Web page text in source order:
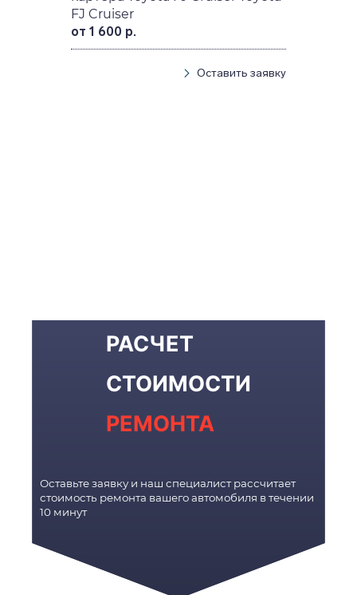
FJ Cruiser
от 1 600 р.
Оставить заявку
РАСЧЕТ
СТОИМОСТИ
РЕМОНТА
Оставьте заявку и наш специалист рассчитает
стоимость ремонта вашего автомобиля в течении
10 минут